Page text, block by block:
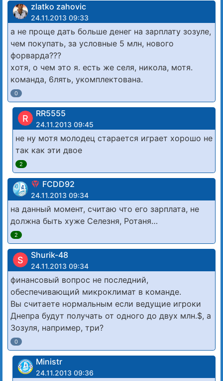
zlatko zahovic
24.11.2013 09:33
а не проще дать больше денег на зарплату зозуле,
чем покупать, за условные 5 млн, нового
форварда???
хотя, о чем это я. есть же селя, никола, мотя.
команда, 6лять, укомплектована.
0
R RR5555
24.11.2013 09:45
не ну мотя молодец старается играет хорошо не
так как эти двое
2
FCDD92
24.11.2013 09:34
на данный момент, считаю что его зарплата, не
должна быть хуже Селезня, Ротаня…
2
S Shurik-48
24.11.2013 09:34
финансовый вопрос не последний,
обеспечивающий микроклимат в команде.
Вы считаете нормальным если ведущие игроки
Днепра будут получать от одного до двух млн.$, а
Зозуля, например, три?
0
Ministr
24.11.2013 09:36